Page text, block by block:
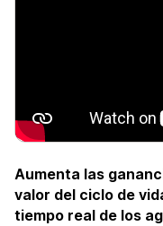
Aumenta las
valor del ciclo de
tiempo real de los